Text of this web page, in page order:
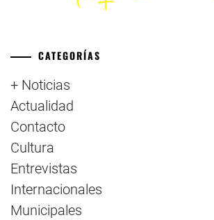
CATEGORÍAS
+ Noticias
Actualidad
Contacto
Cultura
Entrevistas
Internacionales
Municipales